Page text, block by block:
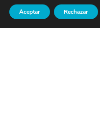
Aceptar Rechazar